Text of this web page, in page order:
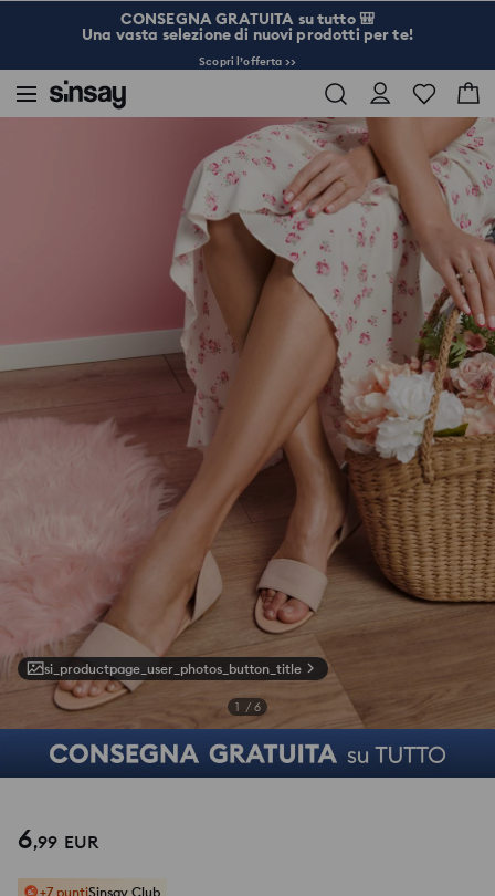
CONSEGNA GRATUITA su tutto 🎒
Una vasta selezione di nuovi prodotti per te!
Scopri l’offerta >>
Borse e accessori Sandali
si_productpage_user_photos_button_title
1 / 6
6,99 EUR
+7 puntiSinsay Club